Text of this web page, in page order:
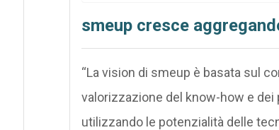
smeup cresce
“La vision di smeup è basata sul
valorizzazione del know-how e
utilizzando le potenzialità delle